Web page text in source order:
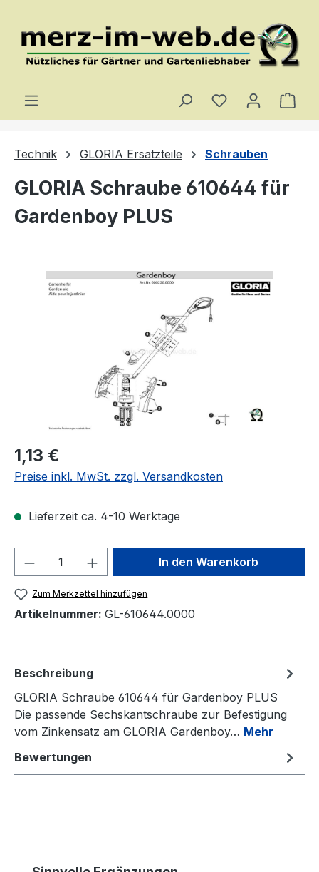
Du hast 0
Technik GLORIA Ersatzteile Schrauben
GLORIA Schraube 610644 für
Gardenboy PLUS
Bildergalerie überspringen
Regulärer Preis:
1,13 €
Preise inkl. MwSt. zzgl. Versandkosten
Lieferzeit ca. 4-10 Werktage
Produkt Anzahl: Gib denIn den Warenkorb
Zum Merkzettel hinzufügen
Artikelnummer: GL-610644.0000
Beschreibung
GLORIA Schraube 610644 für Gardenboy PLUS
Die passende Sechskantschraube zur Befestigung
vom Zinkensatz am GLORIA Gardenboy… Mehr
Bewertungen